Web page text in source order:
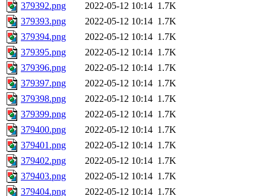
379392.png
2022-05-12 10:14 1.7K
379393.png
2022-05-12 10:14 1.7K
379394.png
2022-05-12 10:14 1.7K
379395.png
2022-05-12 10:14 1.7K
379396.png
2022-05-12 10:14 1.7K
379397.png
2022-05-12 10:14 1.7K
379398.png
2022-05-12 10:14 1.7K
379399.png
2022-05-12 10:14 1.7K
379400.png
2022-05-12 10:14 1.7K
379401.png
2022-05-12 10:14 1.7K
379402.png
2022-05-12 10:14 1.7K
379403.png
2022-05-12 10:14 1.7K
379404.png
2022-05-12 10:14 1.7K